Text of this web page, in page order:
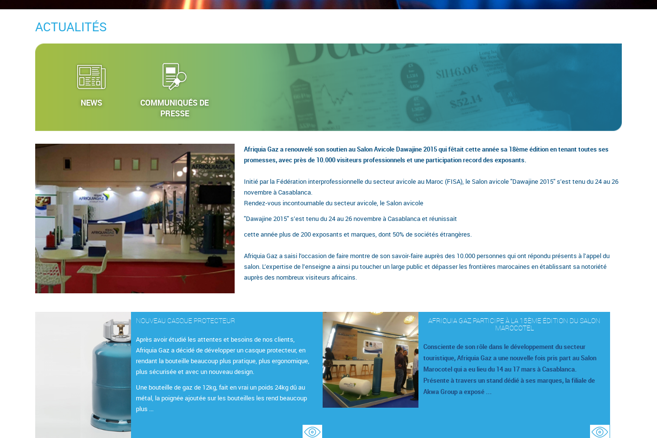
ACTUALITÉS
NEWS
COMMUNIQUÉS DE
PRESSE
Afriquia Gaz a renouvelé son soutien au Salon Avicole Dawajine 2015 qui fêtait cette année sa 18ème édition en tenant toutes ses
promesses, avec près de 10.000 visiteurs professionnels et une participation record des exposants.
Initié par la Fédération interprofessionnelle du secteur avicole au Maroc (FISA), le Salon avicole "Dawajine 2015" s’est tenu du 24 au 26
novembre à Casablanca.
Rendez-vous incontournable du secteur avicole, le Salon avicole
"Dawajine 2015" s’est tenu du 24 au 26 novembre à Casablanca et réunissait
cette année plus de 200 exposants et marques, dont 50% de sociétés étrangères.
Afriquia Gaz a saisi l’occasion de faire montre de son savoir-faire auprès des 10.000 personnes qui ont répondu présents à l’appel du
salon. L’expertise de l’enseigne a ainsi pu toucher un large public et dépasser les frontières marocaines en établissant sa notoriété
auprès des nombreux visiteurs africains.
NOUVEAU CASQUE PROTECTEUR
Après avoir étudié les attentes et besoins de nos clients,
Afriquia Gaz a décidé de développer un casque protecteur, en
rendant la bouteille beaucoup plus pratique, plus ergonomique,
plus sécurisée et avec un nouveau design.
Une bouteille de gaz de 12kg, fait en vrai un poids 24kg dû au
métal, la poignée ajoutée sur les bouteilles les rend beaucoup
plus ...
AFRIQUIA GAZ PARTICIPE À LA 15ÈME ÉDITION DU SALON
MAROCOTEL
Consciente de son rôle dans le développement du secteur
touristique, Afriquia Gaz a une nouvelle fois pris part au Salon
Marocotel qui a eu lieu du 14 au 17 mars à Casablanca.
Présente à travers un stand dédié à ses marques, la filiale de
Akwa Group a exposé ...